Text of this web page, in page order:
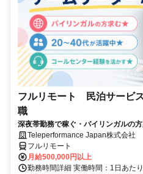
フルリモート 民泊サービ
職
深夜帯勤務で稼ぐ・バイリンガルの
Teleperformance Japan株式会社
フルリモート
月給500,000円以上
勤務時間詳細 実働時間：1日あた